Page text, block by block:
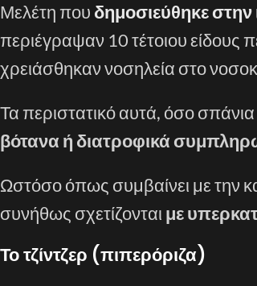
Μελέτη που δημοσιεύθηκε
περιέγραψαν 10 τέτοιου είδους
χρειάσθηκαν νοσηλεία στο
Τα περιστατικό αυτά, όσο σπάνια
βότανα ή διατροφικά
Ωστόσο όπως συμβαίνει με την
συνήθως σχετίζονται με
Το τζίντζερ (πιπερόριζα)